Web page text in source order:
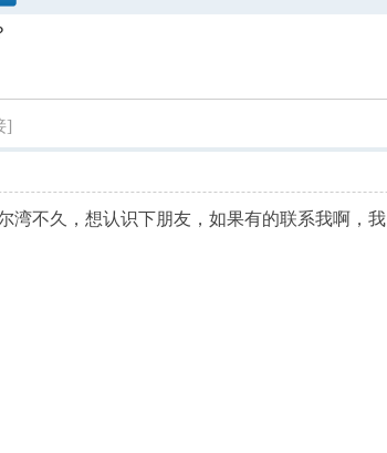
]
湾不久，想认识下朋友，如果有的联系我啊，我